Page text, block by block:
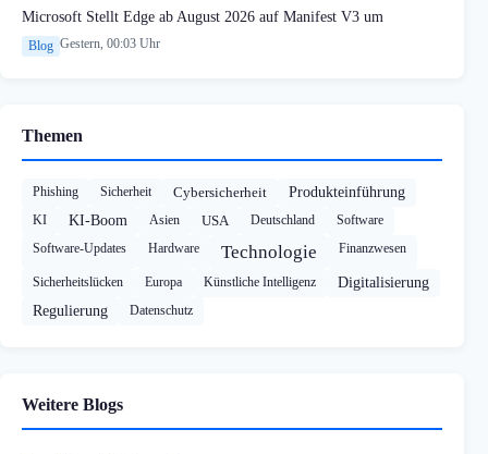
Microsoft Stellt Edge ab August 2026 auf Manifest V3 um
Blog Gestern, 00:03 Uhr
Themen
Phishing Sicherheit Cybersicherheit Produkteinführung
KI KI-Boom Asien USA Deutschland
Software
Software-Updates
Hardware Technologie Finanzwesen
Sicherheitslücken Europa Künstliche Intelligenz
Digitalisierung
Regulierung
Datenschutz
Weitere Blogs